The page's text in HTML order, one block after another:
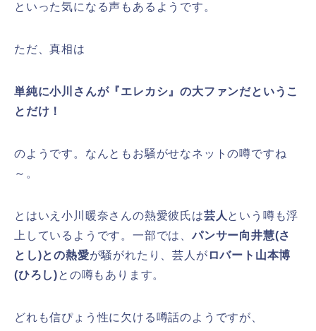
といった気になる声もあるようです。
ただ、真相は
単純に小川さんが『エレカシ』の大ファンだというこ
とだけ！
のようです。なんともお騒がせなネットの噂ですね
～。
とはいえ小川暖奈さんの熱愛彼氏は芸人 という噂も浮
上しているようです。一部では、 パンサー向井慧(さ
とし)との熱愛が騒がれたり、芸人が ロバート山本博
(ひろし)との噂もあります。
どれも信ぴょう性に欠ける噂話のようですが、